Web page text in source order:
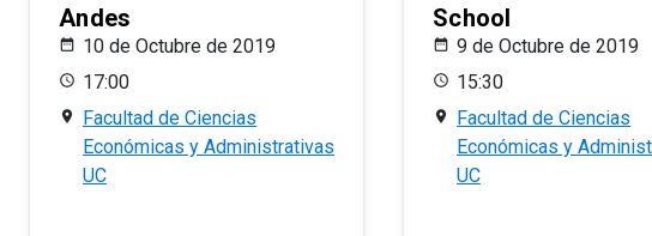
Andes
10 de Octubre de 2019
17:00
Facultad de Ciencias
Económicas y Administrativas
UC
School
9 de Octubre de 2019
15:30
Facultad de Ciencias
Económicas y
UC